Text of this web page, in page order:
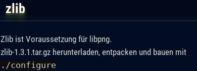
zlib
Zlib ist Voraussetzung für libpng.
zlib-1.3.1.tar.gz herunterladen, entpacken und bauen mit
./configure